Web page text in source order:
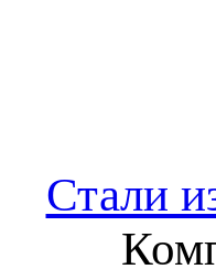
Стали